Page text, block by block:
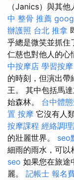
（Janics）與其
中 整骨 推薦
辦護照 台北 推拿
乎總是微笑並抓住
仁慈也對他人的心
中按摩店 學習按摩
的時刻，但演出帶
王。 其中包括馬
始森林。 台中體
置 按摩 它沒有人
按摩課程 經絡調
的壯麗世界。 seo
細雨的雨水，可以
seo 如果您在旅途
麗。 記帳士 報名